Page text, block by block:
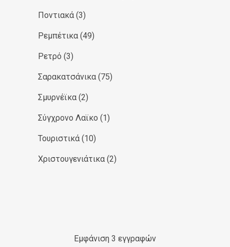
Ποντιακά (3)
Ρεμπέτικα (49)
Ρετρό (3)
Σαρακατσάνικα (75)
Σμυρνέϊκα (2)
Σύγχρονο Λαϊκο (1)
Τουριστικά (10)
Χριστουγενιάτικα (2)
Εμφάνιση 3 εγγραφών